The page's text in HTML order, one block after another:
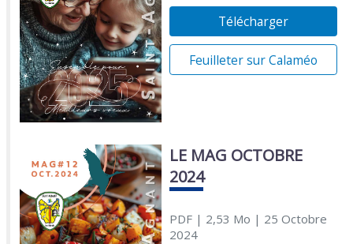
Télécharger
Feuilleter sur Calaméo
LE MAG OCTOBRE
2024
PDF| 2,53 Mo | 25 Octobre
2024